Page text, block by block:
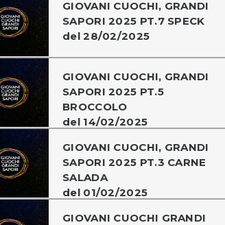
GIOVANI CUOCHI, GRANDI
SAPORI 2025 PT.7 SPECK
del 28/02/2025
GIOVANI CUOCHI, GRANDI
SAPORI 2025 PT.5
BROCCOLO
del 14/02/2025
GIOVANI CUOCHI, GRANDI
SAPORI 2025 PT.3 CARNE
SALADA
del 01/02/2025
GIOVANI CUOCHI GRANDI